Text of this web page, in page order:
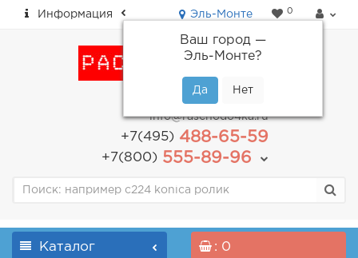
Информация Эль-Монте
Ваш город —
Эль-Монте?
0
пн-пт: с 9.00 до 18.00
info@raschodo4ka.ru
+7(495)488-65-59
+7(800)555-89-96
Каталог : 0